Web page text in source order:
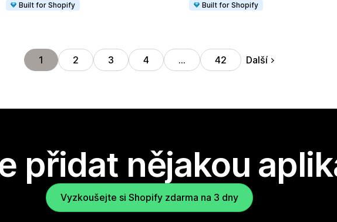
Built for Shopify
Built for Shopify
1 2 3 4 … 42 Další
přidat nějakou
Vyzkoušejte si Shopify zdarma na 3 dny